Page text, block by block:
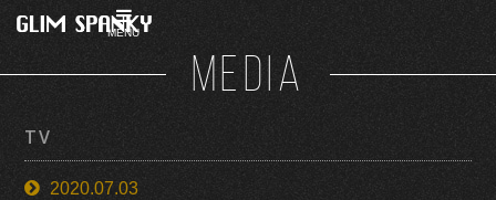
MENU
MEDIA
TV
2020.07.03